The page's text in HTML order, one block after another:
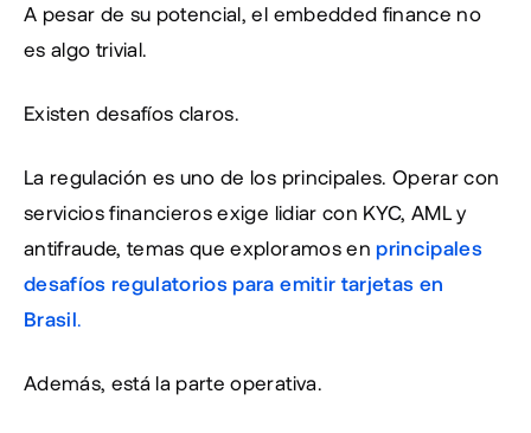
A pesar de su potencial, el embedded finance no
es algo trivial.
Existen desafíos claros.
La regulación es uno de los principales. Operar con
servicios financieros exige lidiar con KYC, AML y
antifraude, temas que exploramos en principales
desafíos regulatorios para emitir tarjetas en
Brasil.
Además, está la parte operativa.